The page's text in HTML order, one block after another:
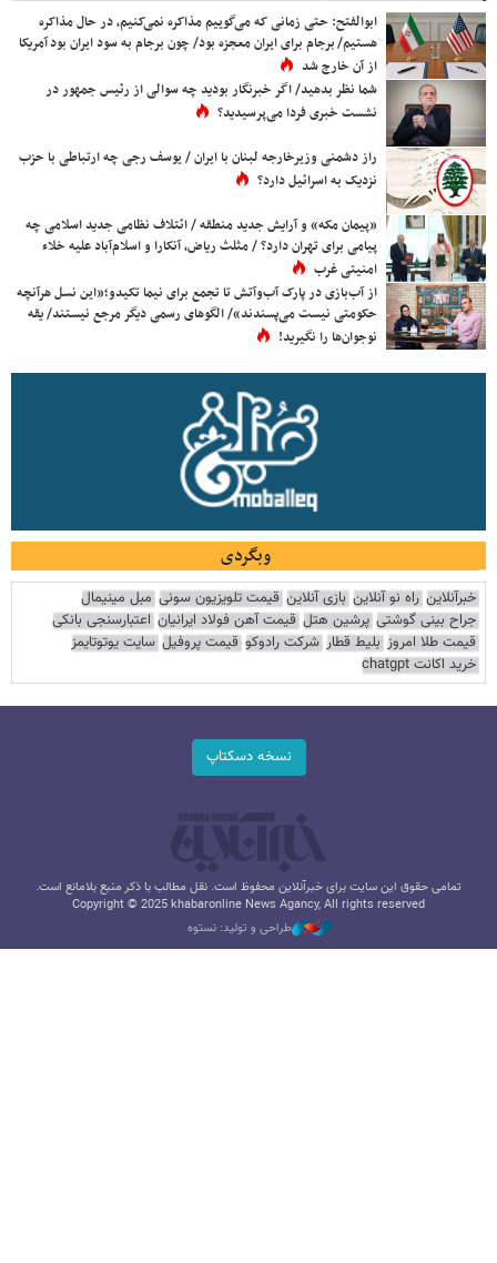
ابوالفتح: حتی زمانی که می‌گوییم مذاکره نمی‌کنیم، در حال مذاکره
هستیم/ برجام برای ایران معجزه بود/ چون برجام به سود ایران بود آمریکا
از آن خارج شد
شما نظر بدهید/ اگر خبرنگار بودید چه سوالی از رئیس جمهور در
نشست خبری فردا می‌پرسیدید؟
راز دشمنی وزیرخارجه لبنان با ایران / یوسف رجی چه ارتباطی با حزب
نزدیک به اسرائیل دارد؟
«پیمان مکه» و آرایش جدید منطقه / ائتلاف نظامی جدید اسلامی چه
پیامی برای تهران دارد؟ / مثلث ریاض، آنکارا و اسلام‌آباد علیه خلاء
امنیتی غرب
از آب‌بازی در پارک آب‌وآتش تا تجمع برای نیما تکیدو؛«این نسل هرآنچه
حکومتی نیست می‌پسندند»/ الگوهای رسمی دیگر مرجع نیستند/ یقه
نوجوان‌ها را نگیرید!
وبگردی
خبرآنلاین راه نو آنلاین بازی آنلاین قیمت تلویزیون سونی مبل مینیمال
جراح بینی گوشتی پرشین هتل قیمت آهن فولاد ایرانیان اعتبارسنجی بانکی
قیمت طلا امروز بلیط قطار شرکت رادوکو قیمت پروفیل سایت یوتوتایمز
خرید اکانت chatgpt
نسخه دسکتاپ
تمامی حقوق این سایت برای خبرآنلاین محفوظ است. نقل مطالب با ذکر منبع بلامانع است.
Copyright © 2025 khabaronline News Agancy, All rights reserved
طراحی و تولید: نستوه